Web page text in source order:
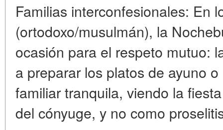
Familias interconfesionales: En
(ortodoxo/musulmán), la
ocasión para el respeto mutuo:
a preparar los platos de ayuno
familiar tranquila, viendo la
del cónyuge, y no como